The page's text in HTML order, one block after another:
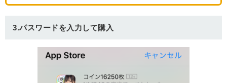
3.パスワードを入力して購入